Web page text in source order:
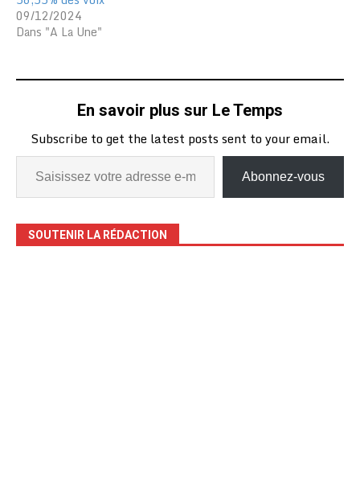
09/12/2024
Dans "A La Une"
En savoir plus sur Le Temps
Subscribe to get the latest posts sent to your email.
Abonnez-vous
SOUTENIR LA RÉDACTION